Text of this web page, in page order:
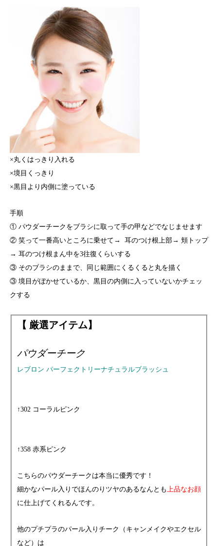
×丸くはっきり入れる
×境目くっきり
×黒目より内側に塗っている
手順
① パウダーチークをブラシに取って手の甲などでなじませます
② 笑って一番高いところに乗せて→ 耳のつけ根上部→ 頬トップ
→ 耳のつけ根まん中を3往復くらいする
③ そのブラシのままで、同じ範囲にくるくると丸を描く
③ 境目がぼかせているか、黒目の内側に入っていないかチェッ
クする
【 厳選アイテム】
パウダーチーク
レブロン パーフェクトリーナチュラルブラッシュ
↑302 コーラルピンク
↑358 赤系ピンク
こちらのパウダーチークは本当に優秀です！
細かなパール入りでほんのりツヤのあるなんとも上品なお顔
に仕上げてくれるんです。
他のプチプラのパール入りチーク（キャンメイクやエクセル
など）は